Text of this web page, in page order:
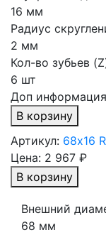
16 мм
Радиус
2 мм
Кол-во зубьев
6 шт
Доп
В корзину
Артикул: 68х16
Цена: 2 967 ₽
В корзину
Внешний
68 мм